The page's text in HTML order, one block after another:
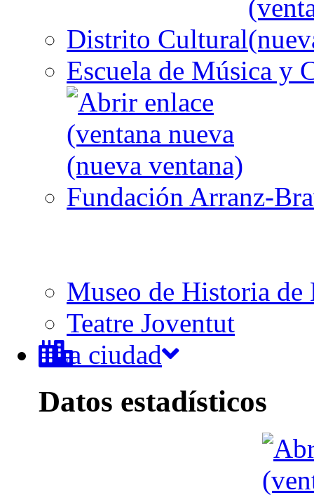
Distrito Cultural
Escuela de Música y
Fundación Arranz-
Museo de Historia de
Teatre Joventut
La ciudad
Datos estadísticos